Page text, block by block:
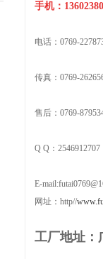
手机：
电话：0769-
传真：0769-
售后：0769-
Q Q： 2546912707
E-
网址：http//
工厂地址：